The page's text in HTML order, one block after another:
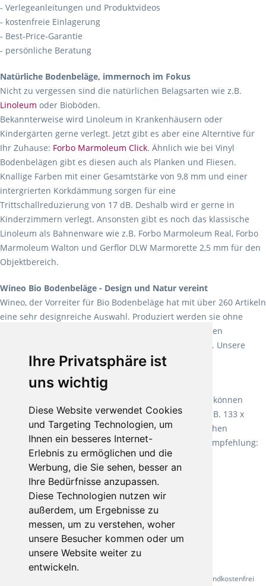
Ihre Privatsphäre ist
uns wichtig
Diese Website verwendet Cookies
und Targeting Technologien, um
Ihnen ein besseres Internet-
Erlebnis zu ermöglichen und die
Werbung, die Sie sehen, besser an
Ihre Bedürfnisse anzupassen.
Diese Technologien nutzen wir
außerdem, um Ergebnisse zu
messen, um zu verstehen, woher
unsere Besucher kommen oder um
unsere Website weiter zu
entwickeln.
- Verlegeanleitungen und Produktvideos
- kostenfreie Einlagerung
- Best-Price-Garantie
- persönliche Beratung
Natürliche Bodenbeläge, immernoch im Fokus
Nicht zu vergessen sind die natürlichen Belagsarten wie z.B.
Linoleum oder Bioböden.
Bekannterweise wird Linoleum in Krankenhäusern oder
Kindergärten gerne verlegt. Jetzt gibt es aber eine Alterntive für
Ihr Zuhause: Forbo Marmoleum Click. Ähnlich wie bei Vinyl
Bodenbelägen gibt es diesen auch als Planken und Fliesen.
Knallige Farben mit einer Gesamtstärke von 9,8 mm und einer
intergrierten Korkdämmung sorgen für eine
Trittschallreduzierung von 17 dB. Deshalb wird er gerne in
Kinderzimmern verlegt. Ansonsten gibt es noch das klassische
Linoleum als Bahnenware wie z.B. Forbo Marmoleum Real, Forbo
Marmoleum Walton und Gerflor DLW Marmorette 2,5 mm für den
Objektbereich.
Wineo Bio Bodenbeläge - Design und Natur vereint
Wineo, der Vorreiter für Bio Bodenbeläge hat mit über 260 Artikeln
eine sehr designreiche Auswahl. Produziert werden sie ohne
Weichmacher und Lösungsmittel. Mit allen verfügbaren
Verlegearten ist er für jegliche Bauvorhaben attraktiv. Unsere
Empfehlung:Wineo 1000 Multi Layer XXL.
Teppiche für ein angenehmes Laufgefühl
machen es schon lange vor. Sie können
Teppich in Ihrem gewünschten Sondermaß kaufen, z.B. 133 x
60cm. Vor allem in Schlafzimmern aufgrund der weichen
Oberfläche ein sehr beliebter Zusatzboden. Unsere Empfehlung:
Fletco Fluffy und Fletco Hermelin
* Alle Preise inkl. gesetzl. Mehrwertsteuer - Alle Artikel versandkostenfrei